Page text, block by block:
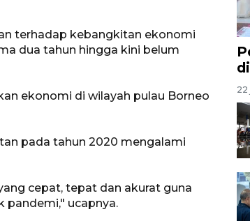
terhadap kebangkitan ekonomi
dua tahun hingga kini belum
ekonomi di wilayah pulau Borneo
pada tahun 2020 mengalami
cepat, tepat dan akurat guna
ucapnya.
22